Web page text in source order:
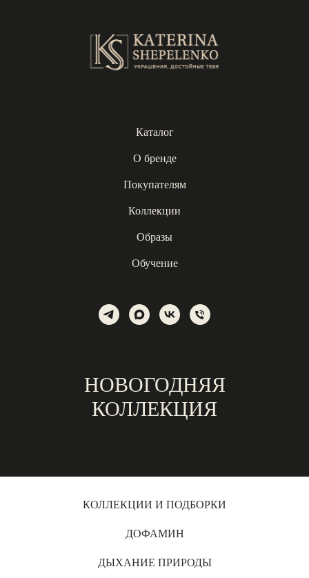
Каталог
О бренде
Покупателям
Коллекции
Образы
Обучение
НОВОГОДНЯЯ
КОЛЛЕКЦИЯ
КОЛЛЕКЦИИ И ПОДБОРКИ
ДОФАМИН
ДЫХАНИЕ ПРИРОДЫ